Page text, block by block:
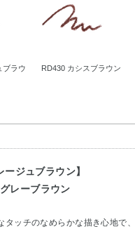
ブラウ
RD430 カシスブラウン
ージュブラウン】
レーブラウン
タッチのなめらかな描き心地で